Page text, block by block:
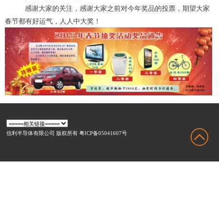
感谢大家的关注，感谢大家之前对今年奖品的投票，期望大家
春节都有好运气，人人中大奖！
信利半导体有限公司 版权所有 粤ICP备05041607号